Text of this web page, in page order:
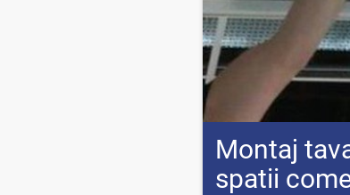
Montaj
spatii